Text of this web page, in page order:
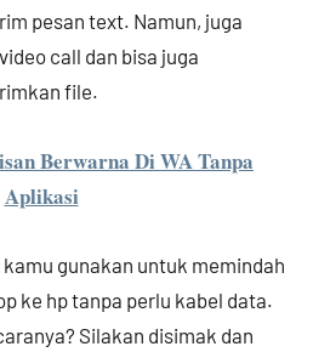
pesan text. Namun, juga
call dan bisa juga
file.
Berwarna Di WA Tanpa
Aplikasi
gunakan untuk memindah
ke hp tanpa perlu kabel data.
Silakan disimak dan